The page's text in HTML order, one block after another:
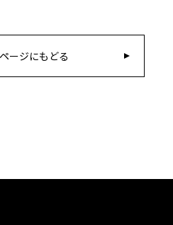
ージにもどる